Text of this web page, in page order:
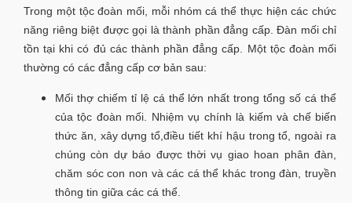
Trong một tộc đoàn mối, mỗi nhóm cá thể thực hiện các chức
năng riêng biệt được gọi là thành phần đẳng cấp. Đàn mối chỉ
tồn tại khi có đủ các thành phần đẳng cấp. Một tộc đoàn mối
thường có các đẳng cấp cơ bản sau:
Mối thợ chiếm tỉ lệ cá thể lớn nhất trong tổng số cá thể
của tộc đoàn mối. Nhiệm vụ chính là kiếm và chế biến
thức ăn, xây dựng tổ,điều tiết khí hậu trong tổ, ngoài ra
chúng còn dự báo được thời vụ giao hoan phân đàn,
chăm sóc con non và các cá thể khác trong đàn, truyền
thông tin giữa các cá thể.